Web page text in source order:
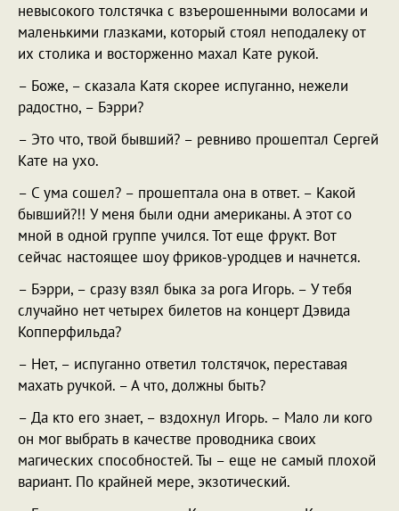
невысокого толстячка с взъерошенными волосами и
маленькими глазками, который стоял неподалеку от
их столика и восторженно махал Кате рукой.
– Боже, – сказала Катя скорее испуганно, нежели
радостно, – Бэрри?
– Это что, твой бывший? – ревниво прошептал Сергей
Кате на ухо.
– С ума сошел? – прошептала она в ответ. – Какой
бывший?!! У меня были одни американы. А этот со
мной в одной группе учился. Тот еще фрукт. Вот
сейчас настоящее шоу фриков-уродцев и начнется.
– Бэрри, – сразу взял быка за рога Игорь. – У тебя
случайно нет четырех билетов на концерт Дэвида
Копперфильда?
– Нет, – испуганно ответил толстячок, переставая
махать ручкой. – А что, должны быть?
– Да кто его знает, – вздохнул Игорь. – Мало ли кого
он мог выбрать в качестве проводника своих
магических способностей. Ты – еще не самый плохой
вариант. По крайней мере, экзотический.